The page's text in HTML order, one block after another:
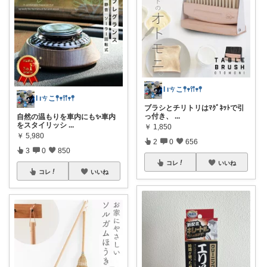
Ɩ ıㄘこ𖤣𖥧𖥣𖡡𖥧𖤣
自然の温もりを車内にも✨車内
をスタイリッシ ...
￥ 5,980
3 0 850
コレ いいね
Ɩ ıㄘこ𖤣𖥧𖥣𖡡𖥧𖤣
ブラシとチリトリはﾏｸﾞﾈｯﾄで引
っ付き、
...
￥ 1,850
2 0 656
コレ いいね